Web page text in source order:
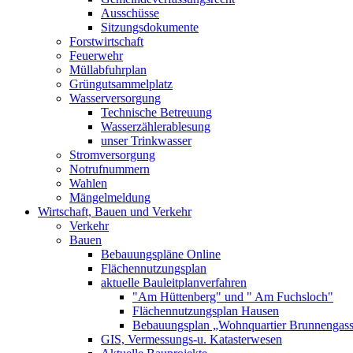
Ausschüsse
Sitzungsdokumente
Forstwirtschaft
Feuerwehr
Müllabfuhrplan
Grüngutsammelplatz
Wasserversorgung
Technische Betreuung
Wasserzählerablesung
unser Trinkwasser
Stromversorgung
Notrufnummern
Wahlen
Mängelmeldung
Wirtschaft, Bauen und Verkehr
Verkehr
Bauen
Bebauungspläne Online
Flächennutzungsplan
aktuelle Bauleitplanverfahren
"Am Hüttenberg" und " Am Fuchsloch"
Flächennutzungsplan Hausen
Bebauungsplan „Wohnquartier
GIS, Vermessungs-u. Katasterwesen